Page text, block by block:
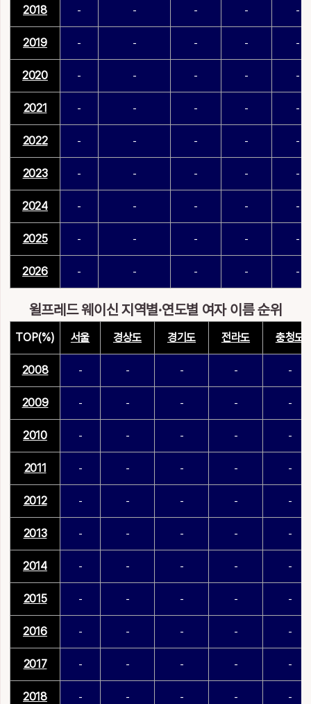
2018 - - - - -
2019 - - - - -
2020 - - - - -
2021 - - - - -
2022 - - - - -
2023 - - - - -
2024 - - - - -
2025 - - - - -
2026 - - - - -
윌프레드 웨이신 지역별·연도별 여자 이름 순위
TOP(%) 서울 경상도 경기도 전라도 충청도
2008 - - - - -
2009 - - - - -
2010 - - - - -
2011 - - - - -
2012 - - - - -
2013 - - - - -
2014 - - - - -
2015 - - - - -
2016 - - - - -
2017 - - - - -
2018 - - - - -